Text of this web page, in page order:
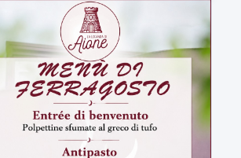
LabNews (replica)